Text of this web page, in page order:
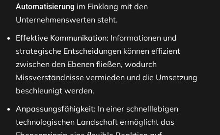
Automatisierung im Einklang mit den
Unternehmenswerten steht.
Effektive Kommunikation: Informationen und
strategische Entscheidungen können effizient
zwischen den Ebenen fließen, wodurch
Missverständnisse vermieden und die Umsetzung
beschleunigt werden.
Anpassungsfähigkeit: In einer schnelllebigen
technologischen Landschaft ermöglicht das